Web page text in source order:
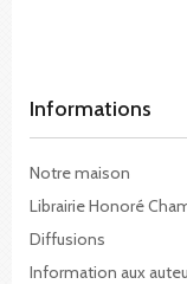
Informations
Notre maison
Librairie Honoré
Diffusions
Information aux